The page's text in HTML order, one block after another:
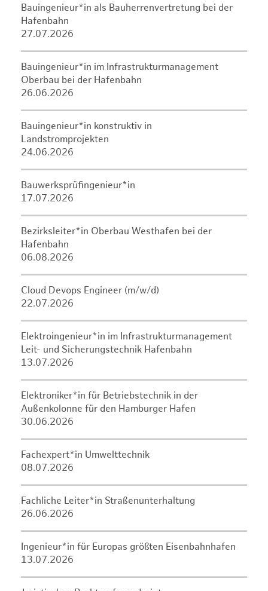
Bauingenieur*in als Bauherrenvertretung bei der
Hafenbahn
27.07.2026
Bauingenieur*in im Infrastrukturmanagement
Oberbau bei der Hafenbahn
26.06.2026
Bauingenieur*in konstruktiv in
Landstromprojekten
24.06.2026
Bauwerksprüfingenieur*in
17.07.2026
Bezirksleiter*in Oberbau Westhafen bei der
Hafenbahn
06.08.2026
Cloud Devops Engineer (m/w/d)
22.07.2026
Elektroingenieur*in im Infrastrukturmanagement
Leit- und Sicherungstechnik Hafenbahn
13.07.2026
Elektroniker*in für Betriebstechnik in der
Außenkolonne für den Hamburger Hafen
30.06.2026
Fachexpert*in Umwelttechnik
08.07.2026
Fachliche Leiter*in Straßenunterhaltung
26.06.2026
Ingenieur*in für Europas größten Eisenbahnhafen
13.07.2026